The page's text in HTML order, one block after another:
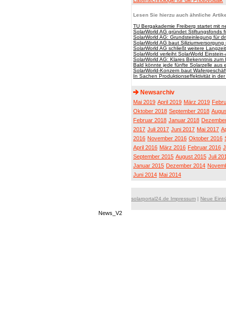
Lesen Sie hierzu auch ähnliche
TU Bergakademie Freiberg startet mit
SolarWorld AG gründet Stiftungsfonds
SolarWorld AG: Grundsteinlegung für
SolarWorld AG baut
SolarWorld AG schließt weitere
SolarWorld verleiht SolarWorld
SolarWorld AG: Klares Bekenntnis
Bald könnte jede fünfte Solarzelle aus
SolarWorld-Konzern baut
In Sachen Produktionseffektivität in
Newsarchiv
Mai 2019 April 2019 März 2019
Oktober 2018 September 2018
Februar 2018 Januar 2018
2017 Juli 2017 Juni 2017 Mai 2017
2016 November 2016 Oktober 2016
April 2016 März 2016 Februar 2016
September 2015 August 2015 Juli
Januar 2015 Dezember 2014
Juni 2014 Mai 2014
solarportal24.de Impressum | Neue
News_V2